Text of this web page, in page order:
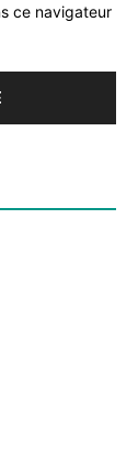
ce navigateur